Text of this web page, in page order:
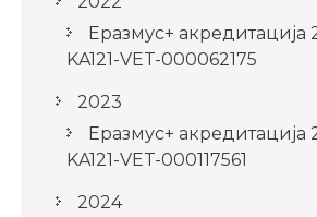
Еразмус+ акредитација
KA121-VET-000062175
2023
Еразмус+ акредитација
KA121-VET-000117561
2024